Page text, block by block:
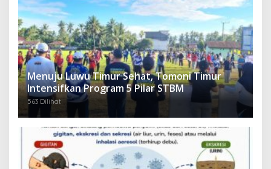
Menuju Luwu Timur Sehat, Tomoni Timur
Intensifkan Program 5 Pilar STBM
563 Dilihat